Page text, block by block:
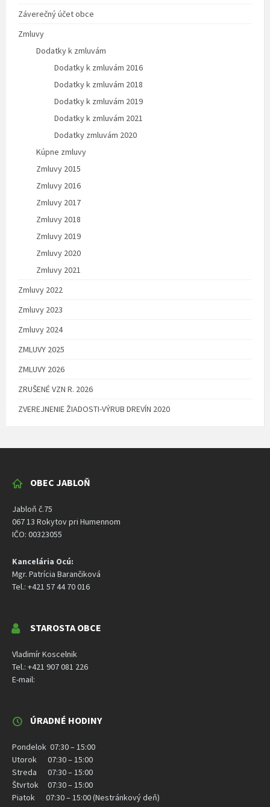
Záverečný účet obce
Zmluvy
Dodatky k zmluvám
Dodatky k zmluvám 2016
Dodatky k zmluvám 2018
Dodatky k zmluvám 2019
Dodatky k zmluvám 2021
Dodatky zmluvám 2020
Kúpne zmluvy
Zmluvy 2015
Zmluvy 2016
Zmluvy 2017
Zmluvy 2018
Zmluvy 2019
Zmluvy 2020
Zmluvy 2021
Zmluvy 2022
Zmluvy 2023
Zmluvy 2024
ZMLUVY 2025
ZMLUVY 2026
ZRUŠENÉ VZN R. 2026
ZVEREJNENIE ŽIADOSTI-VÝRUB DREVÍN 2020
OBEC JABLOŇ
Jabloň č.75
067 13 Rokytov pri Humennom
IČO: 00323055
Kancelária Ocú:
Mgr. Patrícia Barančiková
Tel.: +421 57 44 70 016
STAROSTA OBCE
Vladimír Koscelnik
Tel.: +421 907 081 226
E-mail:
ÚRADNÉ HODINY
Pondelok 07:30 – 15:00
Utorok 07:30 – 15:00
Streda 07:30 – 15:00
Štvrtok 07:30 – 15:00
Piatok 07:30 – 15:00 (Nestránkový deň)